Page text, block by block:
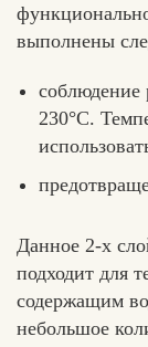
выполнены
соблюдение
230°C.
Данное 2-х
подходит для
содержащим
небольшое